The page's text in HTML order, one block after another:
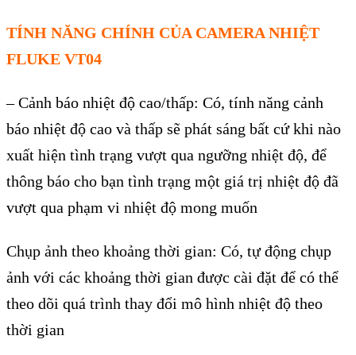
TÍNH NĂNG CHÍNH CỦA CAMERA NHIỆT
FLUKE VT04
–Cảnh báo nhiệt độ cao/thấp: Có, tính năng cảnh
báo nhiệt độ cao và thấp sẽ phát sáng bất cứ khi nào
xuất hiện tình trạng vượt qua ngưỡng nhiệt độ, để
thông báo cho bạn tình trạng một giá trị nhiệt độ đã
vượt qua phạm vi nhiệt độ mong muốn
Chụp ảnh theo khoảng thời gian: Có, tự động chụp
ảnh với các khoảng thời gian được cài đặt để có thể
theo dõi quá trình thay đổi mô hình nhiệt độ theo
thời gian